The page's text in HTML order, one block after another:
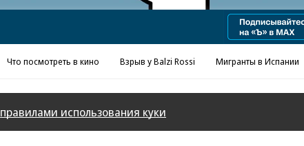
Что посмотреть в кино Взрыв у Balzi Rossi Мигранты в Испании
правилами использования куки